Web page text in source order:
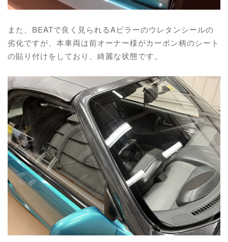
また、BEATで良く見られるAピラーのウレタンシールの
劣化ですが、本車両は前オーナー様がカーボン柄のシート
の貼り付けをしており、綺麗な状態です。